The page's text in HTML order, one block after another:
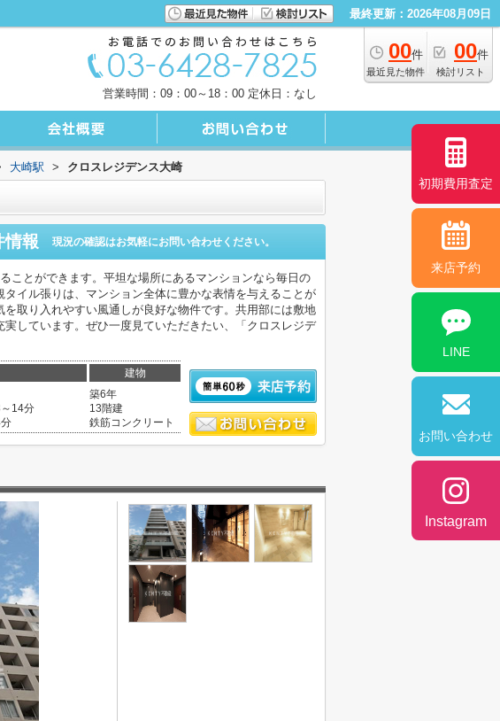
最終更新：2026年08月09日
00件
最近見た物件
00件
検討リスト
営業時間：09：00～18：00 定休日：なし
大崎駅 > クロスレジデンス大崎
情報 現況の確認はお気軽にお問い合わせください。
ことができます。平坦な場所にあるマンションなら毎日の
イル張りは、マンション全体に豊かな表情を与えることが
取り入れやすい風通しが良好な物件です。共用部には敷地
しています。ぜひ一度見ていただきたい、「クロスレジデ
建物
～14分
築6年
13階建
鉄筋コンクリート
初期費用査定
来店予約
LINE
お問い合わせ
Instagram